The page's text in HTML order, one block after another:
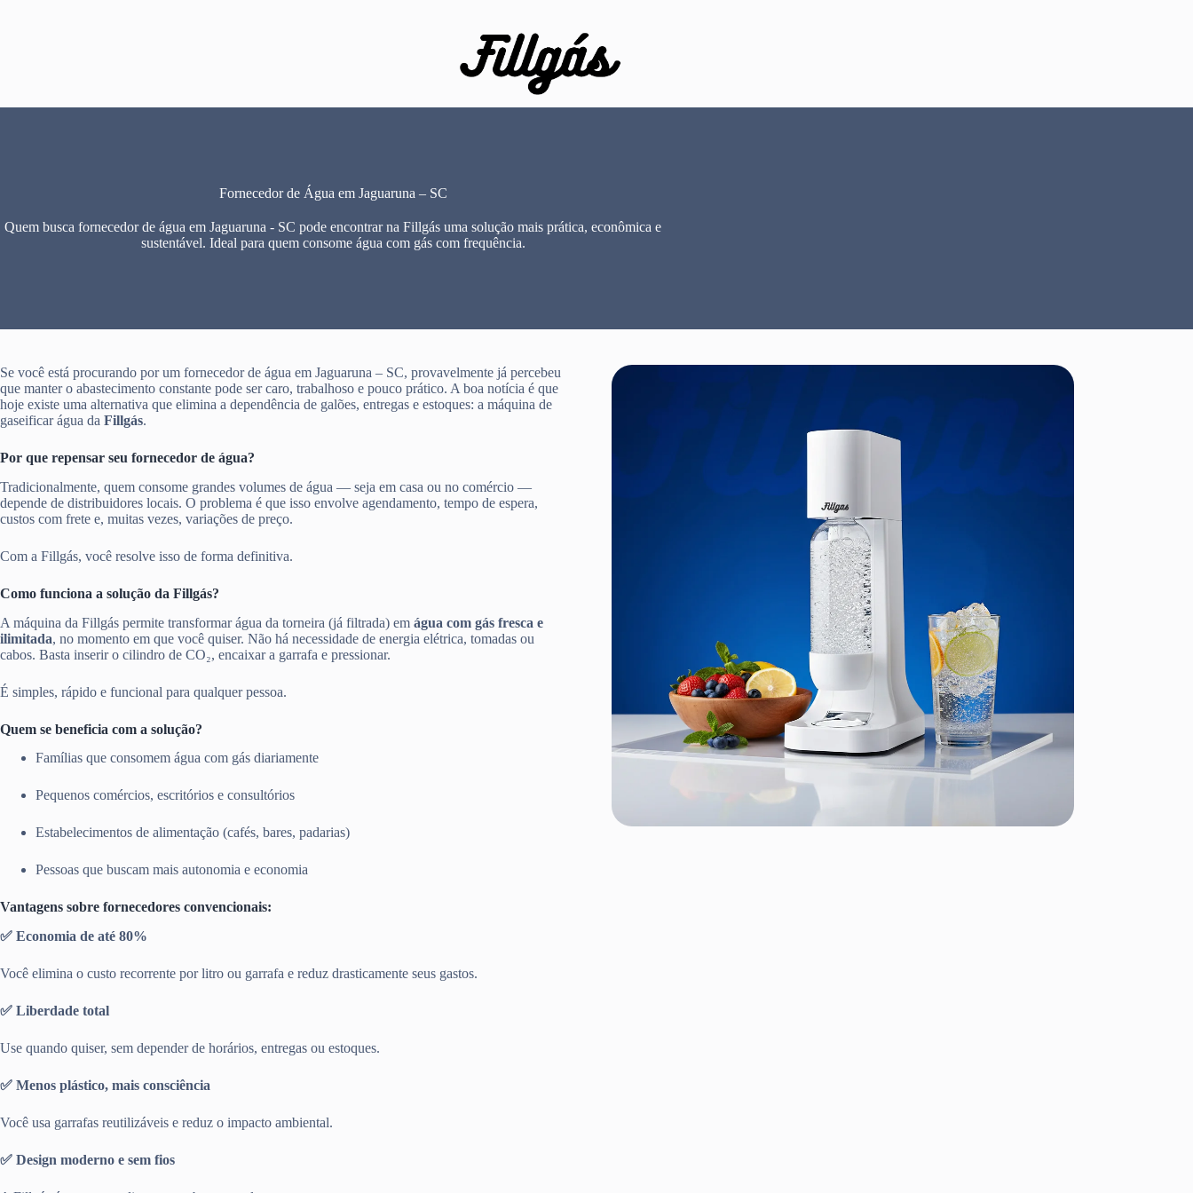
Fornecedor de Água em Jaguaruna – SC
Quem busca fornecedor de água em Jaguaruna - SC pode encontrar na Fillgás uma solução mais prática, econômica e
sustentável. Ideal para quem consome água com gás com frequência.
Se você está procurando por um fornecedor de água em Jaguaruna – SC, provavelmente já percebeu
que manter o abastecimento constante pode ser caro, trabalhoso e pouco prático. A boa notícia é que
hoje existe uma alternativa que elimina a dependência de galões, entregas e estoques: a máquina de
gaseificar água da Fillgás.
Por que repensar seu fornecedor de água?
Tradicionalmente, quem consome grandes volumes de água — seja em casa ou no comércio —
depende de distribuidores locais. O problema é que isso envolve agendamento, tempo de espera,
custos com frete e, muitas vezes, variações de preço.
Com a Fillgás, você resolve isso de forma definitiva.
Como funciona a solução da Fillgás?
A máquina da Fillgás permite transformar água da torneira (já filtrada) em água com gás fresca e
ilimitada, no momento em que você quiser. Não há necessidade de energia elétrica, tomadas ou
cabos. Basta inserir o cilindro de CO₂, encaixar a garrafa e pressionar.
É simples, rápido e funcional para qualquer pessoa.
Quem se beneficia com a solução?
Famílias que consomem água com gás diariamente
Pequenos comércios, escritórios e consultórios
Estabelecimentos de alimentação (cafés, bares, padarias)
Pessoas que buscam mais autonomia e economia
Vantagens sobre fornecedores convencionais:
✅ Economia de até 80%
Você elimina o custo recorrente por litro ou garrafa e reduz drasticamente seus gastos.
✅ Liberdade total
Use quando quiser, sem depender de horários, entregas ou estoques.
✅ Menos plástico, mais consciência
Você usa garrafas reutilizáveis e reduz o impacto ambiental.
✅ Design moderno e sem fios